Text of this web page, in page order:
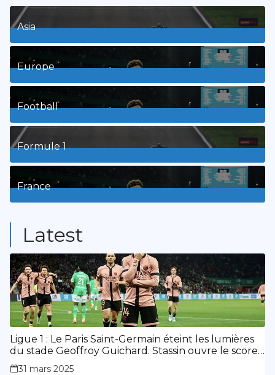
Asia
1Posts
Europe
3Posts
Football
8Posts
Formule 1
3Posts
France
Latest
Ligue 1 : Le Paris Saint-Germain éteint les lumières
du stade Geoffroy Guichard. Stassin ouvre le score,
doublé de Doué.
31 mars 2025